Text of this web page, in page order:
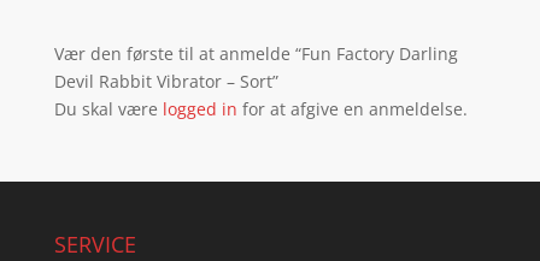
Vær den første til at anmelde “Fun Factory Darling
Devil Rabbit Vibrator – Sort”
Du skal være logged in for at afgive en anmeldelse.
SERVICE